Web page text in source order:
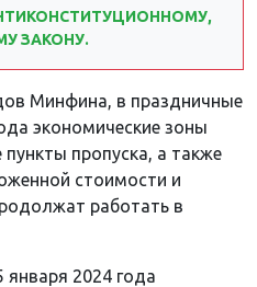
ЗАКОНУ.
Минфина, в праздничные
экономические зоны
пропуска, а также
стоимости и
работать в
января 2024 года